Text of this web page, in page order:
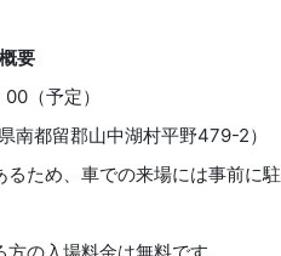
要
（予定）
南都留郡山中湖村平野479-2）
ため、車での来場には事前に